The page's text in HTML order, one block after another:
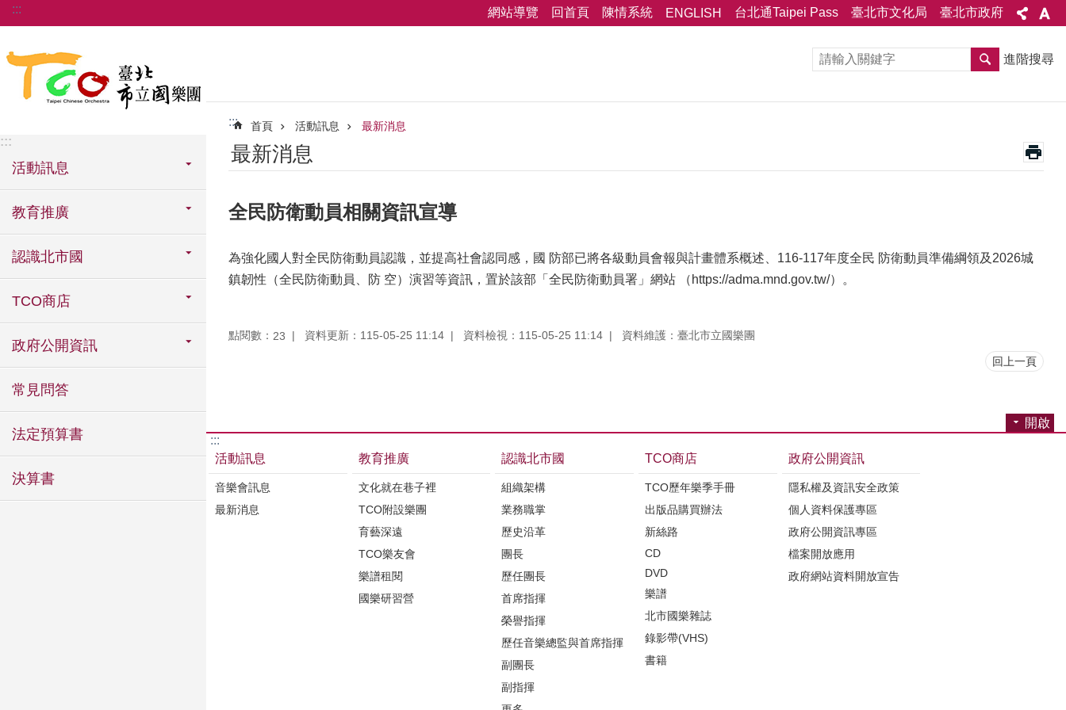
跳到主要內容區塊
::: 網站導覽 回首頁 陳情系統 ENGLISH 台北通Taipei Pass 臺北市文化局 臺北市政府
:::
活動訊息
教育推廣
認識北市國
TCO商店
政府公開資訊
常見問答
法定預算書
決算書
進階搜尋
::: 首頁 活動訊息 最新消息
最新消息
全民防衛動員相關資訊宣導
為強化國人對全民防衛動員認識，並提高社會認同感，國 防部已將各級動員會報與計畫體系概述、116-117年度全民 防衛動員準備綱領及2026城
鎮韌性（全民防衛動員、防 空）演習等資訊，置於該部「全民防衛動員署」網站 （https://adma.mnd.gov.tw/）。
點閱數： 23 資料更新：115-05-25 11:14 資料檢視：115-05-25 11:14 資料維護：臺北市立國樂團
回上一頁
開啟
:::
活動訊息
音樂會訊息
最新消息
教育推廣
文化就在巷子裡
TCO附設樂團
育藝深遠
TCO樂友會
樂譜租閱
國樂研習營
認識北市國
組織架構
業務職掌
歷史沿革
團長
歷任團長
首席指揮
榮譽指揮
歷任音樂總監與首席指揮
副團長
副指揮
TCO商店
TCO歷年樂季手冊
出版品購買辦法
新絲路
CD
DVD
樂譜
北市國樂雜誌
錄影帶(VHS)
書籍
政府公開資訊
隱私權及資訊安全政策
個人資料保護專區
政府公開資訊專區
檔案開放應用
政府網站資料開放宣告